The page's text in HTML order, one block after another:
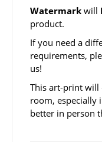
Watermark will
product.
If you need a
requirements,
us!
This art-print
room, especially
better in person